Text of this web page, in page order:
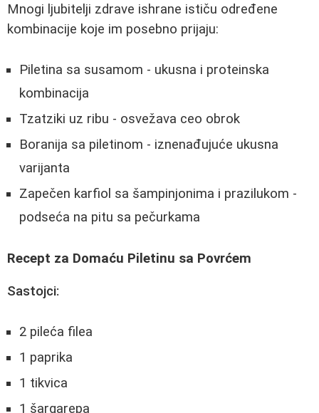
Mnogi ljubitelji zdrave ishrane ističu određene
kombinacije koje im posebno prijaju:
Piletina sa susamom - ukusna i proteinska
kombinacija
Tzatziki uz ribu - osvežava ceo obrok
Boranija sa piletinom - iznenađujuće ukusna
varijanta
Zapečen karfiol sa šampinjonima i prazilukom -
podseća na pitu sa pečurkama
Recept za Domaću Piletinu sa Povrćem
Sastojci:
2 pileća filea
1 paprika
1 tikvica
1 šargarepa